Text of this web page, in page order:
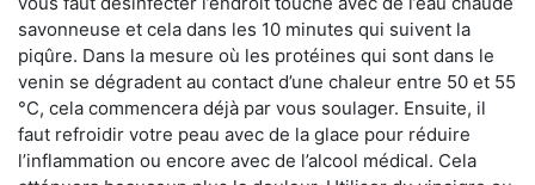
savonneuse et cela dans les 10 minutes qui suivent la
piqûre. Dans la mesure où les protéines qui sont dans le
venin se dégradent au contact d’une chaleur entre 50 et 55
°C, cela commencera déjà par vous soulager. Ensuite, il
faut refroidir votre peau avec de la glace pour réduire
l’inflammation ou encore avec de l’alcool médical. Cela